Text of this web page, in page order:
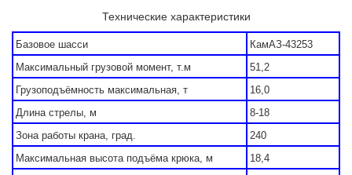
Технические характеристики
Базовое шасси
КамАЗ-43253
Максимальный грузовой момент, т.м
51,2
Грузоподъёмность максимальная, т
16,0
Длина стрелы, м
8-18
Зона работы крана, град.
240
Максимальная высота подъёма крюка, м
18,4